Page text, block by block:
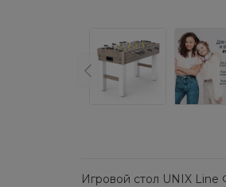
Игровой стол UNIX Line